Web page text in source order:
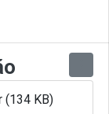
(134 KB)